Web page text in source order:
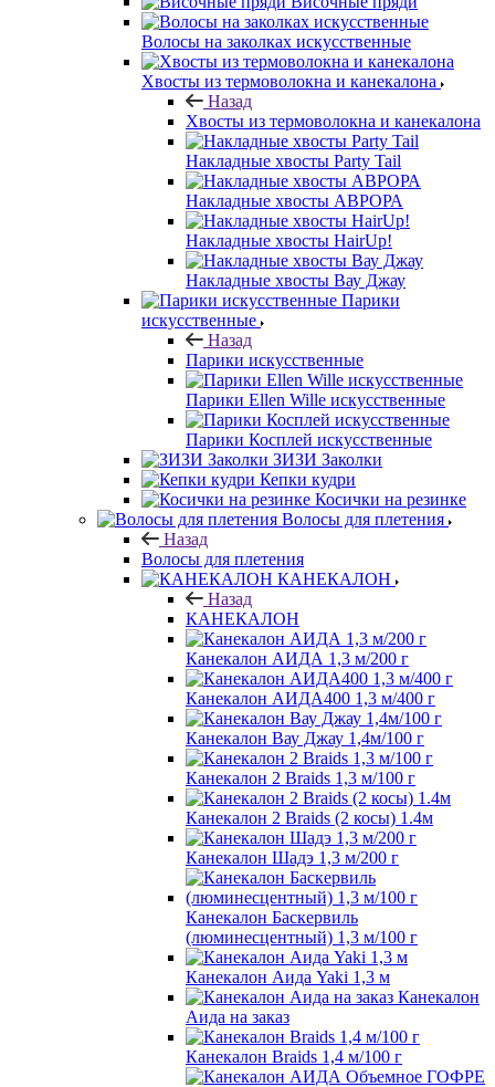
Волосы на заколках искусственные
Хвосты из термоволокна и канекалона
Назад
Хвосты из термоволокна и канекалона
Накладные хвосты Party Tail
Накладные хвосты АВРОРА
Накладные хвосты HairUp!
Накладные хвосты Вау Джау
Парики
искусственные
Назад
Парики искусственные
Парики Ellen Wille искусственные
Парики Косплей искусственные
ЗИЗИ Заколки
Кепки кудри
Косички на резинке
Волосы для плетения
Назад
Волосы для плетения
КАНЕКАЛОН
Назад
КАНЕКАЛОН
Канекалон АИДА 1,3 м/200 г
Канекалон АИДА400 1,3 м/400 г
Канекалон Вау Джау 1,4м/100 г
Канекалон 2 Braids 1,3 м/100 г
Канекалон 2 Braids (2 косы) 1.4м
Канекалон Шадэ 1,3 м/200 г
Канекалон Баскервиль
(люминесцентный) 1,3 м/100 г
Канекалон Аида Yaki 1,3 м
Канекалон
Аида на заказ
Канекалон Braids 1,4 м/100 г